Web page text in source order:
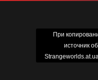
При
источник